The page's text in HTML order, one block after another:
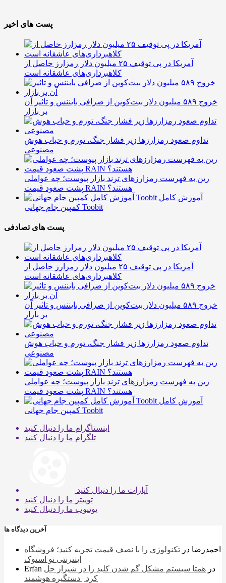
پست های اخیر
آمریکا در پی توقیف ۲۵ میلیون دلار رمزارز حاصل از
کلاهبرداری‌های عاشقانه است
خروج ۵۸۹ میلیون دلار بیت‌کوین از صرافی بایننس و تاثیر آن
بر بازار
تداوم صعود رمزارزها زیر فشار جنگ، تورم و حباب هوش
مصنوعی
رین به فهرست رمزارزهای ترند بازار پیوست؛ چه عواملی
پشت صعود قیمت RAIN هستند؟
آموزش کامل
کمپین جام جهانی Toobit
پست های تصادفی
آمریکا در پی توقیف ۲۵ میلیون دلار رمزارز حاصل از
کلاهبرداری‌های عاشقانه است
خروج ۵۸۹ میلیون دلار بیت‌کوین از صرافی بایننس و تاثیر آن
بر بازار
تداوم صعود رمزارزها زیر فشار جنگ، تورم و حباب هوش
مصنوعی
رین به فهرست رمزارزهای ترند بازار پیوست؛ چه عواملی
پشت صعود قیمت RAIN هستند؟
آموزش کامل
کمپین جام جهانی Toobit
اینستاگرام ما را دنبال کنید
تلگرام ما را دنبال کنید
آپارات ما را دنبال کنید
توییتر ما را دنبال کنید
یوتیوب ما را دنبال کنید
آخرین دیدگاه ها
احمدرضا در تکنولوژی را با نصف قیمت تجربه کنید؛ فروشگاه
اینترنتی نو استوک
Erfan
در همتا سیستم مشکل گم شدن کلید را در شیراز حل
کرد | دستگیره هوشمند